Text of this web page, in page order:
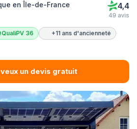
en Île-de-France 4,4
49 avis
QualiPV 36
+11 ans d'ancienneté
un devis gratuit